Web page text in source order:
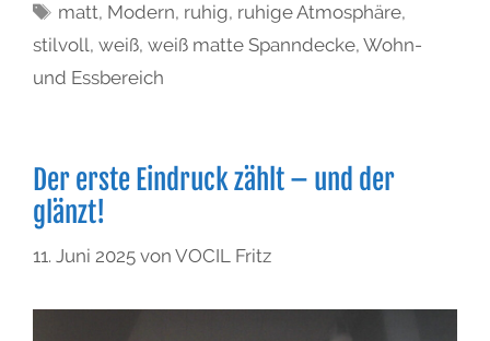
matt, Modern, ruhig, ruhige Atmosphäre,
stilvoll, weiß, weiß matte Spanndecke, Wohn-
und Essbereich
Der erste Eindruck zählt – und der
glänzt!
11. Juni 2025 von VOCIL Fritz